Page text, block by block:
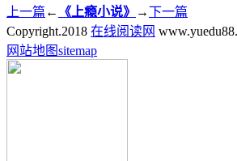
上一篇 ← 《上瘾小说》 →下一篇
Copyright.2018 在线阅读网
网站地图sitemap